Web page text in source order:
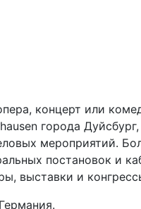
города
мероприятий.
постановок и
выставки и